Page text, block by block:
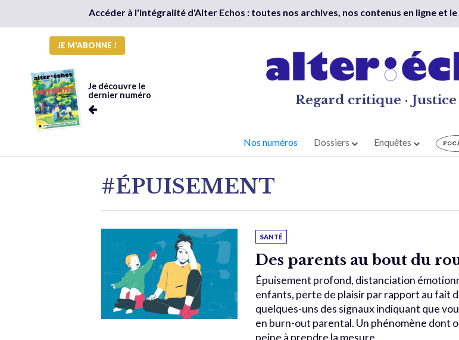
Accéder à l'intégralité d'Alter Echos : toutes nos archives, nos contenus en ligne et
JE M'ABONNE !
Je découvre le
dernier numéro
Regard critique ·
Nos numéros Dossiers Enquêtes
#ÉPUISEMENT
SANTÉ
Des parents au bout du
Épuisement profond, distanciation
enfants, perte de plaisir par rapport au fait
quelques-uns des signaux indiquant que
en burn-out parental. Un phénomène dont
peine à prendre la mesure.